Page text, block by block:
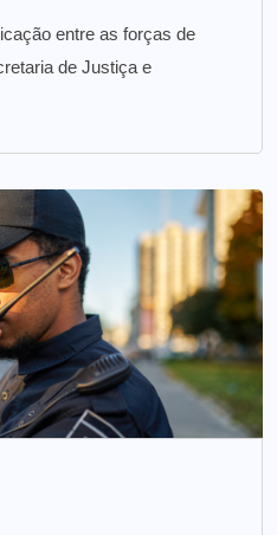
entre as forças de
de Justiça e